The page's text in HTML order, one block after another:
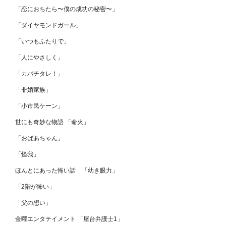
「恋におちたら〜僕の成功の秘密〜」
「ダイヤモンドガール」
「いつもふたりで」
「人にやさしく」
「カバチタレ！」
「非婚家族」
「小市民ケーン」
世にも奇妙な物語 「命火」
「おばあちゃん」
「怪我」
ほんとにあった怖い話 「幼き眼力」
「2階が怖い」
「父の想い」
金曜エンタテイメント 「屋台弁護士1」